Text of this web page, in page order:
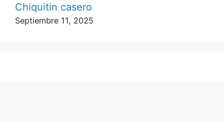
Chiquitin casero
Septiembre 11, 2025